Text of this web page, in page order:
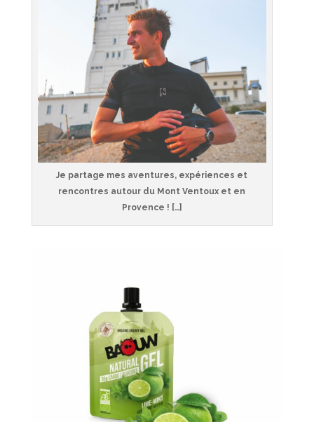
Je partage mes aventures, expériences et
rencontres autour du Mont Ventoux et en
Provence ! […]